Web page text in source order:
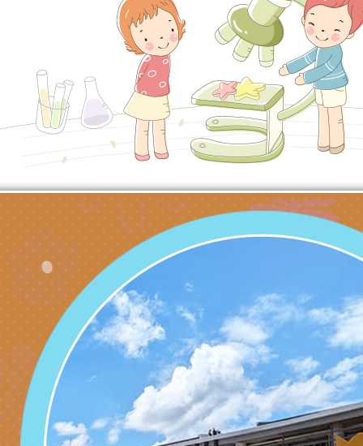
(星期六)下午2時至5
立臺灣科學教育館（
林區士商路189號）
理「115年度515國
導及系列座談活動」
檢送本市115學年度
術才能音樂班鑑定二
章
函轉本府新聞處115
安全宣導
檢送本府新聞處115
安全宣導
有關衛生福利部辦理
逆境少年家庭支持服
員專業輔導及效能精
北、中、南共3場次
訓練
轉知社團法人中華民
礙聯盟辦理「2026
少意見交流大會」簡
台灣遊戲治療學會
月至8月舉辦「空間
多元文化遊戲室之規
造」、「阿德勒心理
學諮商輔導的應用」
不只是遊戲 - 兒童遊
檢送行政院新聞傳播
月份公共服務政策溝
訊
桃園市龜山區大坑國
理114學年度整合性
育講座「爸媽不暴走
成長」
台灣遊戲治療學會
日舉辦「空間的療癒
文化遊戲室之規畫與
檢送衛生福利部「政
材應注意之可及性格
有關本市桃園區中埔